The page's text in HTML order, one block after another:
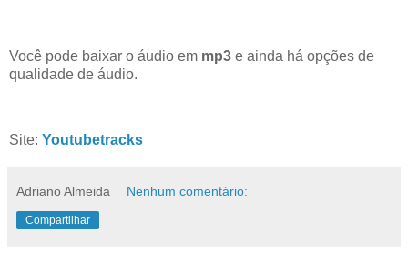
Você pode baixar o áudio em mp3 e ainda há opções de
qualidade de áudio.
Site: Youtubetracks
Adriano Almeida Nenhum comentário:
Compartilhar